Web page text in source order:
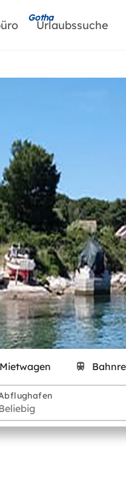
Gotha
Urlaubssuche
Mietwagen